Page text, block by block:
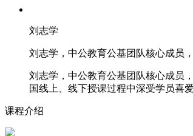
刘志学
刘志学，中公教育公基团队核心成员
刘志学，中公教育公基团队核心成员
国线上、线下授课过程中深受学员喜爱
课程介绍